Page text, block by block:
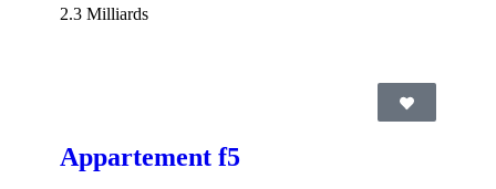
2.3 Milliards
Appartement f5